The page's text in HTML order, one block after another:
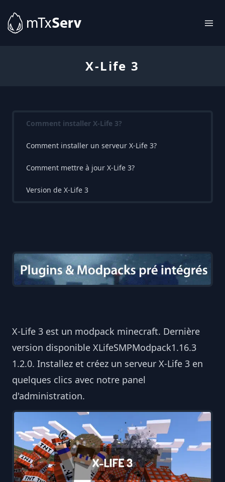
X-Life 3
Comment installer X-Life 3?
Comment installer un serveur X-Life 3?
Comment mettre à jour X-Life 3?
Version de X-Life 3
X-Life 3 est un modpack minecraft. Dernière
version disponible XLifeSMPModpack1.16.3
1.2.0. Installez et créez un serveur X-Life 3 en
quelques clics avec notre panel
d'administration.